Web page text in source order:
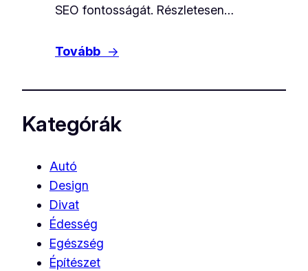
SEO fontosságát. Részletesen…
Tovább →
Kategórák
Autó
Design
Divat
Édesség
Egészség
Építészet